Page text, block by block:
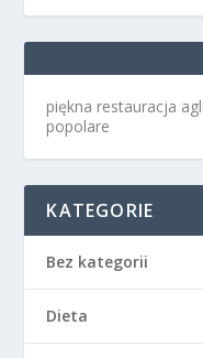
piękna restauracja
popolare
KATEGORIE
Bez kategorii
Dieta